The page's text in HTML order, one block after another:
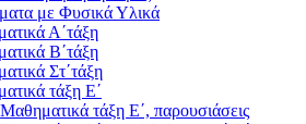
με Φυσικά Υλικά
Α΄τάξη
Β΄τάξη
Στ΄τάξη
τάξη Ε΄
Μαθηματικά τάξη Ε΄, παρουσιάσεις